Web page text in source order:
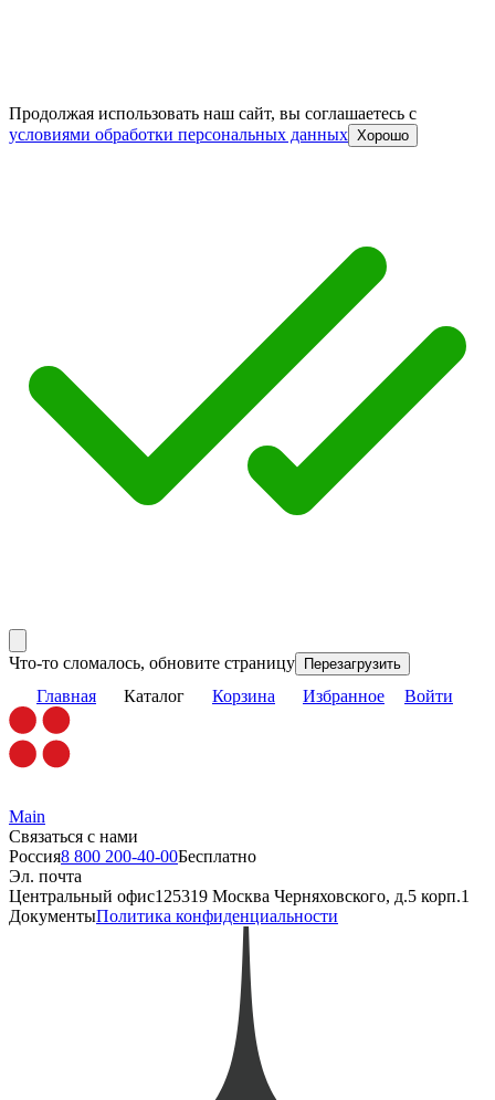
Продолжая использовать наш сайт, вы соглашаетесь c
условиями обработки персональных данных Хорошо
Что-то сломалось, обновите страницу Перезагрузить
Главная Каталог Корзина Избранное Войти
Main
Связаться с нами
Россия8 800 200-40-00Бесплатно
Эл. почта
Центральный офис125319 Москва Черняховского, д.5 корп.1
ДокументыПолитика конфиденциальности